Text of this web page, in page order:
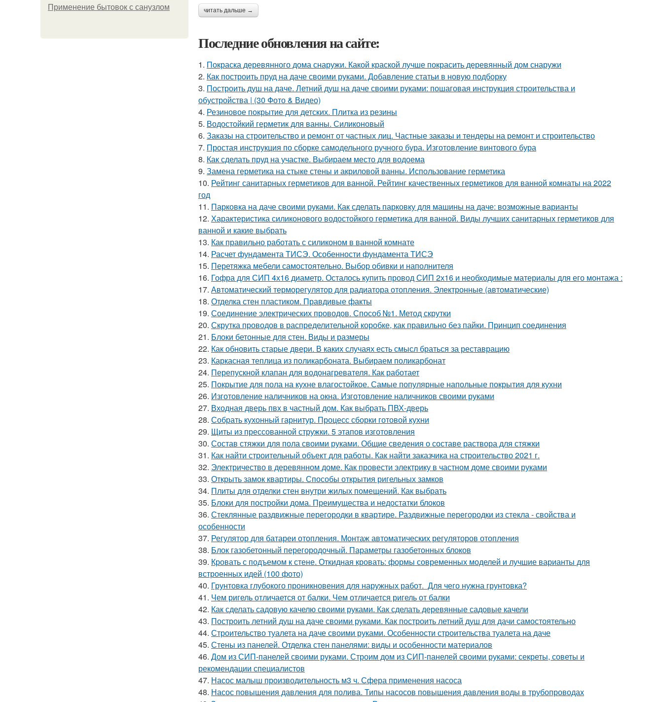
Применение бытовок с санузлом
читать дальше →
Последние обновления на сайте:
1. Покраска деревянного дома снаружи. Какой краской лучше покрасить деревянный дом снаружи
2. Как построить пруд на даче своими руками. Добавление статьи в новую подборку
3. Построить душ на даче. Летний душ на даче своими руками: пошаговая инструкция строительства и
обустройства | (30 Фото & Видео)
4. Резиновое покрытие для детских. Плитка из резины
5. Водостойкий герметик для ванны. Силиконовый
6. Заказы на строительство и ремонт от частных лиц. Частные заказы и тендеры на ремонт и строительство
7. Простая инструкция по сборке самодельного ручного бура. Изготовление винтового бура
8. Как сделать пруд на участке. Выбираем место для водоема
9. Замена герметика на стыке стены и акриловой ванны. Использование герметика
10. Рейтинг санитарных герметиков для ванной. Рейтинг качественных герметиков для ванной комнаты на 2022
год
11. Парковка на даче своими руками. Как сделать парковку для машины на даче: возможные варианты
12. Характеристика силиконового водостойкого герметика для ванной. Виды лучших санитарных герметиков для
ванной и какие выбрать
13. Как правильно работать с силиконом в ванной комнате
14. Расчет фундамента ТИСЭ. Особенности фундамента ТИСЭ
15. Перетяжка мебели самостоятельно. Выбор обивки и наполнителя
16. Гофра для СИП 4х16 диаметр. Осталось купить провод СИП 2х16 и необходимые материалы для его монтажа :
17. Автоматический терморегулятор для радиатора отопления. Электронные (автоматические)
18. Отделка стен пластиком. Правдивые факты
19. Соединение электрических проводов. Способ №1. Метод скрутки
20. Скрутка проводов в распределительной коробке, как правильно без пайки. Принцип соединения
21. Блоки бетонные для стен. Виды и размеры
22. Как обновить старые двери. В каких случаях есть смысл браться за реставрацию
23. Каркасная теплица из поликарбоната. Выбираем поликарбонат
24. Перепускной клапан для водонагревателя. Как работает
25. Покрытие для пола на кухне влагостойкое. Самые популярные напольные покрытия для кухни
26. Изготовление наличников на окна. Изготовление наличников своими руками
27. Входная дверь пвх в частный дом. Как выбрать ПВХ-дверь
28. Собрать кухонный гарнитур. Процесс сборки готовой кухни
29. Щиты из прессованной стружки. 5 этапов изготовления
30. Состав стяжки для пола своими руками. Общие сведения о составе раствора для стяжки
31. Как найти строительный объект для работы. Как найти заказчика на строительство 2021 г.
32. Электричество в деревянном доме. Как провести электрику в частном доме своими руками
33. Открыть замок квартиры. Способы открытия ригельных замков
34. Плиты для отделки стен внутри жилых помещений. Как выбрать
35. Блоки для постройки дома. Преимущества и недостатки блоков
36. Стеклянные раздвижные перегородки в квартире. Раздвижные перегородки из стекла - свойства и
особенности
37. Регулятор для батареи отопления. Монтаж автоматических регуляторов отопления
38. Блок газобетонный перегородочный. Параметры газобетонных блоков
39. Кровать с подъемом к стене. Откидная кровать: формы современных моделей и лучшие варианты для
встроенных идей (100 фото)
40. Грунтовка глубокого проникновения для наружных работ. Для чего нужна грунтовка?
41. Чем ригель отличается от балки. Чем отличается ригель от балки
42. Как сделать садовую качелю своими руками. Как сделать деревянные садовые качели
43. Построить летний душ на даче своими руками. Как построить летний душ для дачи самостоятельно
44. Строительство туалета на даче своими руками. Особенности строительства туалета на даче
45. Стены из панелей. Отделка стен панелями: виды и особенности материалов
46. Дом из СИП-панелей своими руками. Строим дом из СИП-панелей своими руками: секреты, советы и
рекомендации специалистов
47. Насос малыш производительность м3 ч. Сфера применения насоса
48. Насос повышения давления для полива. Типы насосов повышения давления воды в трубопроводах